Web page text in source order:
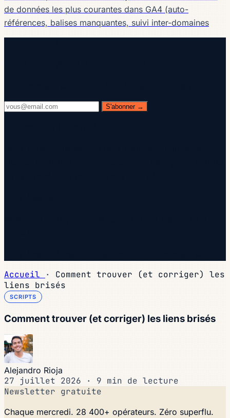
de données les plus courantes dans GA4 (auto-
références, balises manquantes, suivi inter-domaines
S'abonner →
Accueil ·
Comment trouver (et corriger) les
liens brisés
SCRIPTS
Comment trouver (et corriger) les liens brisés
Alejandro Rioja
27 juillet 2026 ·
9 min de lecture
Newsletter gratuite
Chaque mercredi. 28 400+ opérateurs. Zéro superflu.